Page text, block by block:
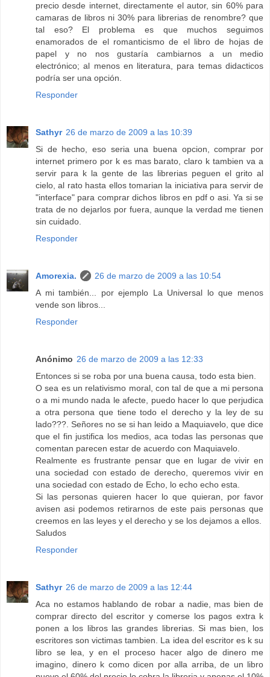
precio desde internet, directamente el autor, sin 60% para
camaras de libros ni 30% para librerias de renombre? que
tal eso? El problema es que muchos seguimos
enamorados de el romanticismo de el libro de hojas de
papel y no nos gustaría cambiarnos a un medio
electrónico; al menos en literatura, para temas didacticos
podría ser una opción.
Responder
Sathyr 26 de marzo de 2009 a las 10:39
Si de hecho, eso seria una buena opcion, comprar por
internet primero por k es mas barato, claro k tambien va a
servir para k la gente de las librerias peguen el grito al
cielo, al rato hasta ellos tomarian la iniciativa para servir de
"interface" para comprar dichos libros en pdf o asi. Ya si se
trata de no dejarlos por fuera, aunque la verdad me tienen
sin cuidado.
Responder
Amorexia.
26 de marzo de 2009 a las 10:54
A mi también... por ejemplo La Universal lo que menos
vende son libros...
Responder
Anónimo 26 de marzo de 2009 a las 12:33
Entonces si se roba por una buena causa, todo esta bien.
O sea es un relativismo moral, con tal de que a mi persona
o a mi mundo nada le afecte, puedo hacer lo que perjudica
a otra persona que tiene todo el derecho y la ley de su
lado???. Señores no se si han leido a Maquiavelo, que dice
que el fin justifica los medios, aca todas las personas que
comentan parecen estar de acuerdo con Maquiavelo.
Realmente es frustrante pensar que en lugar de vivir en
una sociedad con estado de derecho, queremos vivir en
una sociedad con estado de Echo, lo echo echo esta.
Si las personas quieren hacer lo que quieran, por favor
avisen asi podemos retirarnos de este pais personas que
creemos en las leyes y el derecho y se los dejamos a ellos.
Saludos
Responder
Sathyr 26 de marzo de 2009 a las 12:44
Aca no estamos hablando de robar a nadie, mas bien de
comprar directo del escritor y comerse los pagos extra k
ponen a los libros las grandes librerias. Si mas bien, los
escritores son victimas tambien. La idea del escritor es k su
libro se lea, y en el proceso hacer algo de dinero me
imagino, dinero k como dicen por alla arriba, de un libro